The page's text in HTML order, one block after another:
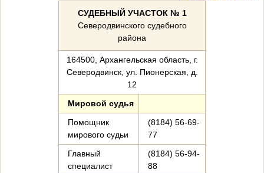
СУДЕБНЫЙ УЧАСТОК № 1
Северодвинского судебного
района
164500, Архангельская область, г.
Северодвинск, ул. Пионерская, д.
12
Мировой судья
Помощник
мирового судьи
(8184) 56-69-
77
Главный
специалист
(8184) 56-94-
88